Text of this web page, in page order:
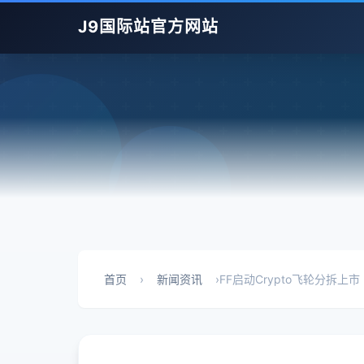
J9国际站官方网站
首页 › 新闻资讯 ›FF启动Crypto飞轮分拆上市